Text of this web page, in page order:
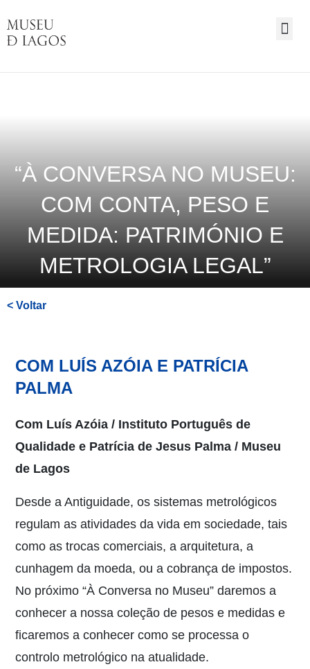
para
“À CONVERSA NO MUSEU:
COM CONTA, PESO E
MEDIDA: PATRIMÓNIO E
METROLOGIA LEGAL”
< Voltar
COM LUÍS AZÓIA E PATRÍCIA
PALMA
Com Luís Azóia / Instituto Português de
Qualidade e Patrícia de Jesus Palma / Museu
de Lagos
Desde a Antiguidade, os sistemas metrológicos
regulam as atividades da vida em sociedade, tais
como as trocas comerciais, a arquitetura, a
cunhagem da moeda, ou a cobrança de impostos.
No próximo “À Conversa no Museu” daremos a
conhecer a nossa coleção de pesos e medidas e
ficaremos a conhecer como se processa o
controlo metrológico na atualidade.